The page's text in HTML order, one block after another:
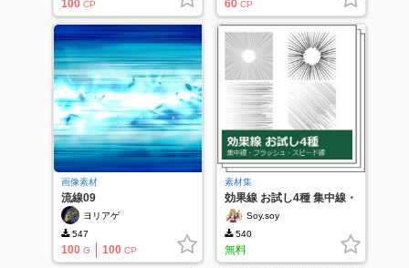
100 CP 60 CP
画像素材
流線09
ヨリアゲ
547
100 G 100 CP
素材集
効果線 お試し4種 集中線・
ベタフラッシュ・スピード
線
Soy.soy
540
無料